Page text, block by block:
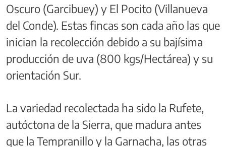
Oscuro (Garcibuey) y El Pocito (Villanueva
del Conde). Estas fincas son cada año las que
inician la recolección debido a su bajísima
producción de uva (800 kgs/Hectárea) y su
orientación Sur.
La variedad recolectada ha sido la Rufete,
autóctona de la Sierra, que madura antes
que la Tempranillo y la Garnacha, las otras